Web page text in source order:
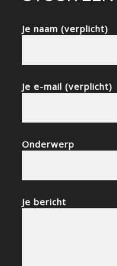
Je naam (verplicht)
Je e-mail (verplicht)
Onderwerp
Je bericht